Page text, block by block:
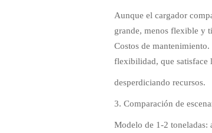
Aunque el cargador
grande, menos flexible y
Costos de
flexibilidad, que satisface
desperdiciando recursos.
3. Comparación de
Modelo de 1-2 toneladas: